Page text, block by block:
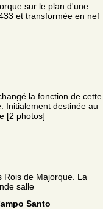
sur le plan d'une
et transformée en nef
la fonction de cette
Initialement destinée au
[2 photos]
Rois de Majorque. La
salle
Santo